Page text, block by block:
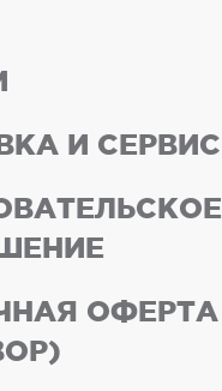
И СЕРВИС
ОФЕРТА